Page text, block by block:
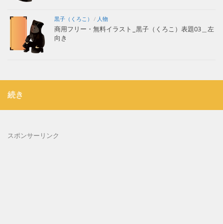
黒子（くろこ） / 人物
商用フリー・無料イラスト_黒子（くろこ）表題03＿左
向き
続き
スポンサーリンク